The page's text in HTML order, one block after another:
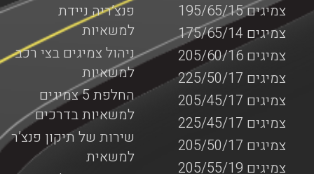
פנצ’ריה ניידת
למשאיות
ניהול צמיגים בצי רכב
למשאיות
החלפת 5 צמיגים
למשאיות בדרכים
שירות של תיקון פנצ’ר
למשאית
צמיגים 195/65/15
צמיגים 175/65/14
צמיגים 205/60/16
צמיגים 225/50/17
צמיגים 205/45/17
צמיגים 225/45/17
צמיגים 205/50/17
צמיגים 205/55/19